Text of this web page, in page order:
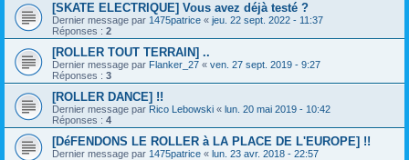
[SKATE ELECTRIQUE] Vous avez déjà testé ?
Dernier message par 1475patrice « jeu. 22 sept. 2022 - 11:37
Réponses : 2
[ROLLER TOUT TERRAIN] ..
Dernier message par Flanker_27 « ven. 27 sept. 2019 - 9:27
Réponses : 3
[ROLLER DANCE] !!
Dernier message par Rico Lebowski « lun. 20 mai 2019 - 10:42
Réponses : 4
[DéFENDONS LE ROLLER à LA PLACE DE L'EUROPE] !!
Dernier message par 1475patrice « lun. 23 avr. 2018 - 22:57